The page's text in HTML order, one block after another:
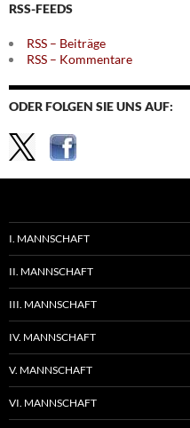
RSS-FEEDS
RSS – Beiträge
RSS – Kommentare
ODER FOLGEN SIE UNS AUF:
I. MANNSCHAFT
II. MANNSCHAFT
III. MANNSCHAFT
IV. MANNSCHAFT
V. MANNSCHAFT
VI. MANNSCHAFT